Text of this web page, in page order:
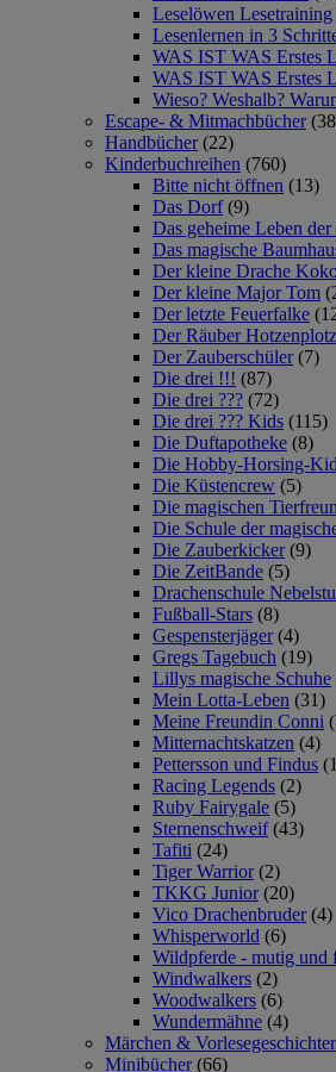
Leselöwen Lesetraining
Lesenlernen in 3
WAS IST WAS Erstes
WAS IST WAS Erstes
Wieso? Weshalb?
Escape- & Mitmachbücher
Handbücher (22)
Kinderbuchreihen (760)
Bitte nicht öffnen (13)
Das Dorf (9)
Das geheime Leben der
Das magische
Der kleine Drache
Der kleine Major Tom
Der letzte Feuerfalke
Der Räuber Hotzenplotz
Der Zauberschüler (7)
Die drei !!! (87)
Die drei ??? (72)
Die drei ??? Kids (115)
Die Duftapotheke (8)
Die Hobby-Horsing-
Die Küstencrew (5)
Die magischen
Die Schule der
Die Zauberkicker (9)
Die ZeitBande (5)
Drachenschule
Fußball-Stars (8)
Gespensterjäger (4)
Gregs Tagebuch (19)
Lillys magische Schuhe
Mein Lotta-Leben (31)
Meine Freundin Conni
Mitternachtskatzen (4)
Pettersson und Findus
Racing Legends (2)
Ruby Fairygale (5)
Sternenschweif (43)
Tafiti (24)
Tiger Warrior (2)
TKKG Junior (20)
Vico Drachenbruder (4)
Whisperworld (6)
Wildpferde - mutig und
Windwalkers (2)
Woodwalkers (6)
Wundermähne (4)
Märchen &
Minibücher (66)